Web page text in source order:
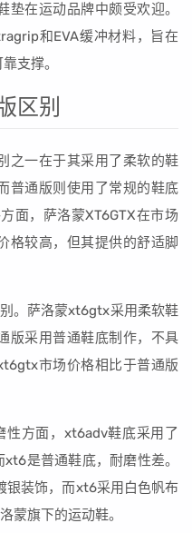
在运动品牌中颇受欢迎。
和EVA缓冲材料，旨在
支撑。
区别
之一在于其采用了柔软的鞋
普通版则使用了常规的鞋底
面，萨洛蒙XT6GTX在市场
格较高，但其提供的舒适脚
。萨洛蒙xt6gtx采用柔软鞋
版采用普通鞋底制作，不具
市场价格相比于普通版
性方面，xt6adv鞋底采用了
是普通鞋底，耐磨性差。
银装饰，而xt6采用白色帆布
蒙旗下的运动鞋。